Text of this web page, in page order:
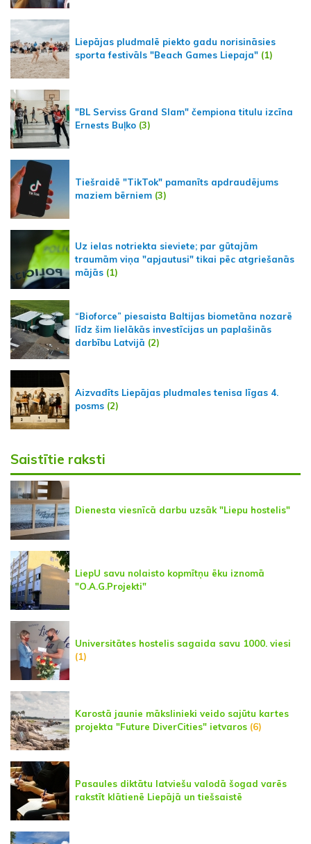
Liepājas pludmalē piekto gadu norisināsies
sporta festivāls "Beach Games Liepaja" (1)
"BL Serviss Grand Slam" čempiona titulu izcīna
Ernests Buļko (3)
Tiešraidē "TikTok" pamanīts apdraudējums
maziem bērniem (3)
Uz ielas notriekta sieviete; par gūtajām
traumām viņa "apjautusi" tikai pēc atgriešanās
mājās (1)
“Bioforce” piesaista Baltijas biometāna nozarē
līdz šim lielākās investīcijas un paplašinās
darbību Latvijā (2)
Aizvadīts Liepājas pludmales tenisa līgas 4.
posms (2)
Saistītie raksti
Dienesta viesnīcā darbu uzsāk "Liepu hostelis"
LiepU savu nolaisto kopmītņu ēku iznomā
"O.A.G.Projekti"
Universitātes hostelis sagaida savu 1000. viesi
(1)
Karostā jaunie mākslinieki veido sajūtu kartes
projekta "Future DiverCities" ietvaros (6)
Pasaules diktātu latviešu valodā šogad varēs
rakstīt klātienē Liepājā un tiešsaistē